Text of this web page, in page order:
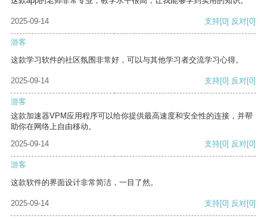
2025-09-14 支持[0] 反对[0]
游客
这款学习软件的社区氛围非常好，可以与其他学习者交流学习心得。
2025-09-14 支持[0] 反对[0]
游客
这款加速器VPM应用程序可以给你提供最高速度和安全性的连接，并帮
助你在网络上自由移动。
2025-09-14
支持[0] 反对[0]
游客
这款软件的界面设计非常简洁，一目了然。
2025-09-14 支持[0] 反对[0]